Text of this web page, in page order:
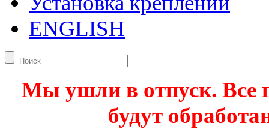
ENGLISH
Мы ушли в отпуск. Все
будут